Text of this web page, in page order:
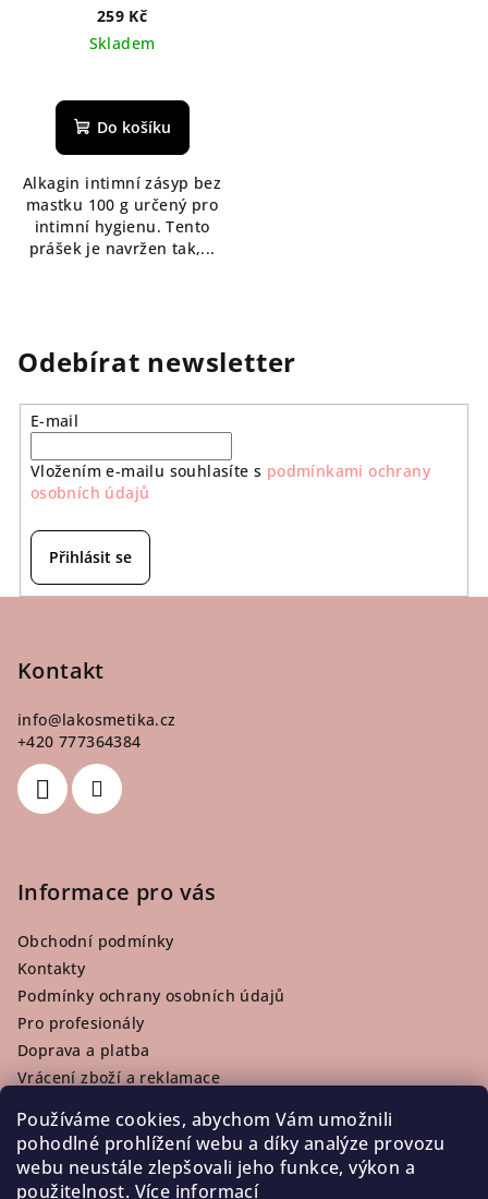
Používáme cookies, abychom Vám umožnili
pohodlné prohlížení webu a díky analýze provozu
webu neustále zlepšovali jeho funkce, výkon a
použitelnost. Více informací
259 Kč
Skladem
Do košíku
Alkagin intimní zásyp bez
mastku 100 g určený pro
intimní hygienu. Tento
prášek je navržen tak,...
Odebírat newsletter
E-mail
Vložením e-mailu souhlasíte s podmínkami ochrany
osobních údajů
Přihlásit se
Kontakt
info@lakosmetika.cz
+420 777364384
Informace pro vás
Obchodní podmínky
Kontakty
Podmínky ochrany osobních údajů
Pro profesionály
Doprava a platba
Vrácení zboží a reklamace
Facebook